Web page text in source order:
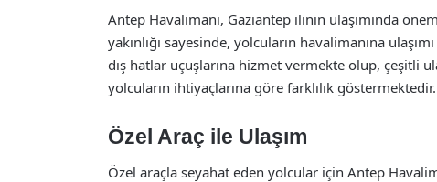
Antep Havalimanı, Gaziantep ilinin ulaşımında
yakınlığı sayesinde, yolcuların havalimanına
dış hatlar uçuşlarına hizmet vermekte olup, çeşitli
yolcuların ihtiyaçlarına göre farklılık göstermektedir.
Özel Araç ile Ulaşım
Özel araçla seyahat eden yolcular için Antep